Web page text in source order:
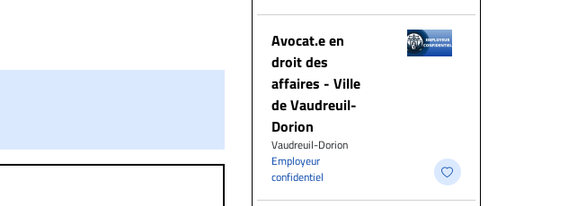
Avocat.e en
droit des
affaires - Ville
de Vaudreuil-
Dorion
Vaudreuil-Dorion
Employeur
confidentiel